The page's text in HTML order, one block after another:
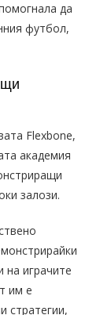
да
футбол,
Flexbone,
академия
залози.
на играчите
им е
стратегии,